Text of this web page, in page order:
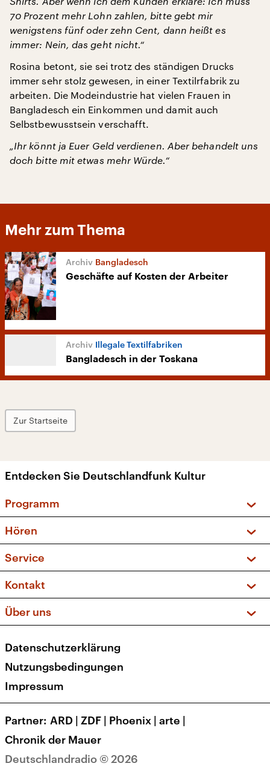
70 Prozent mehr Lohn zahlen, bitte gebt mir
wenigstens fünf oder zehn Cent, dann heißt es
immer: Nein, das geht nicht.“
Rosina betont, sie sei trotz des ständigen Drucks
immer sehr stolz gewesen, in einer Textilrfabrik zu
arbeiten. Die Modeindustrie hat vielen Frauen in
Bangladesch ein Einkommen und damit auch
Selbstbewusstsein verschafft.
„Ihr könnt ja Euer Geld verdienen. Aber behandelt uns
doch bitte mit etwas mehr Würde.“
Mehr zum Thema
Bangladesch
Geschäfte auf Kosten der Arbeiter
Illegale Textilfabriken
Bangladesch in der Toskana
Zur Startseite
Entdecken Sie Deutschlandfunk Kultur
Programm
Sendungen und Podcasts
Musikliste
Kakadu – Das Kinderprogramm
Hören
Frequenzen (UKW + DAB+)
Service
FAQ
Apps
Newsletter
Veranstaltungen
Kontakt
Social Media
Über uns
Presse
Karriere
Transparenz
Deutschlandradio © 2026
Datenschutzerklärung
Nutzungsbedingungen
Impressum
Partner ARD | ZDF | Phoenix | arte |
Chronik der Mauer